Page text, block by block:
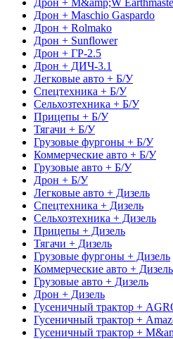
Дрон + Maschio Gaspardo
Дрон + Rolmako
Дрон + Sunflower
Дрон + ГР-2.5
Дрон + ДИЧ-3.1
Легковые авто + Б/У
Спецтехника + Б/У
Сельхозтехника + Б/У
Прицепы + Б/У
Тягачи + Б/У
Грузовые фургоны + Б/У
Коммерческие авто + Б/У
Грузовые авто + Б/У
Дрон + Б/У
Легковые авто + Дизель
Спецтехника + Дизель
Сельхозтехника + Дизель
Прицепы + Дизель
Тягачи + Дизель
Грузовые фургоны + Дизель
Коммерческие авто + Дизель
Грузовые авто + Дизель
Дрон + Дизель
Гусеничный трактор +
Гусеничный трактор +
Гусеничный трактор +